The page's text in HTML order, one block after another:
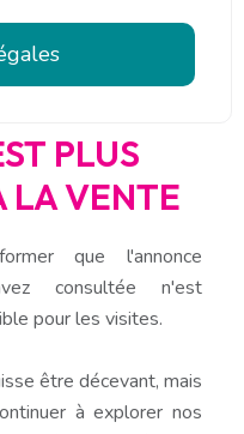
PLUS
LA VENTE
que l'annonce
consultée n'est
pour les visites.
être décevant, mais
à explorer nos